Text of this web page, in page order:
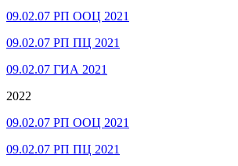
09.02.07 РП ООЦ 2021
09.02.07 РП ПЦ 2021
09.02.07 ГИА 2021
2022
09.02.07 РП ООЦ 2021
09.02.07 РП ПЦ 2021